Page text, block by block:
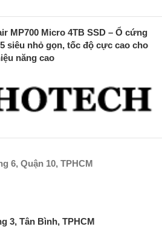
MP700 Micro 4TB SSD – Ổ cứng
siêu nhỏ gọn, tốc độ cực cao cho
năng cao
6, Quận 10, TPHCM
3, Tân Bình, TPHCM